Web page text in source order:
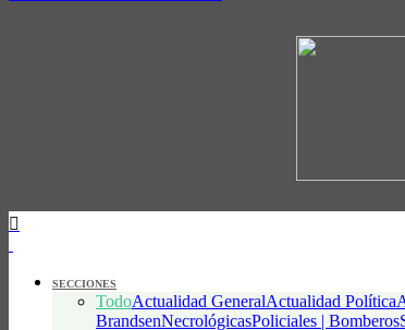
SECCIONES
TodoActualidad GeneralActualidad Política
BrandsenNecrológicasPoliciales | Bomberos